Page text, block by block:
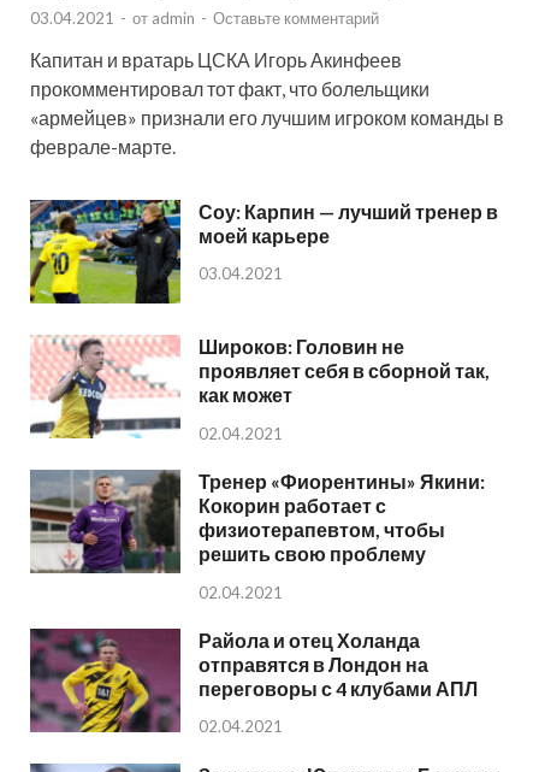
03.04.2021 - от admin - Оставьте комментарий
Капитан и вратарь ЦСКА Игорь Акинфеев
прокомментировал тот факт, что болельщики
«армейцев» признали его лучшим игроком команды в
феврале-марте.
Соу: Карпин — лучший тренер в
моей карьере
03.04.2021
Широков: Головин не
проявляет себя в сборной так,
как может
02.04.2021
Тренер «Фиорентины» Якини:
Кокорин работает с
физиотерапевтом, чтобы
решить свою проблему
02.04.2021
Райола и отец Холанда
отправятся в Лондон на
переговоры с 4 клубами АПЛ
02.04.2021